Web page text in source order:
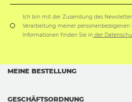
Ich bin mit der Zusendung des
Verarbeitung meiner personenbezogenen
Informationen finden Sie in der
MEINE BESTELLUNG
GESCHÄFTSORDNUNG